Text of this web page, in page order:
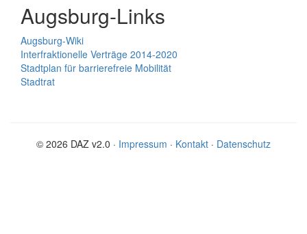
Augsburg-Links
Augsburg-Wiki
Interfraktionelle Verträge 2014-2020
Stadtplan für barrierefreie Mobilität
Stadtrat
© 2026 DAZ v2.0 · Impressum · Kontakt · Datenschutz